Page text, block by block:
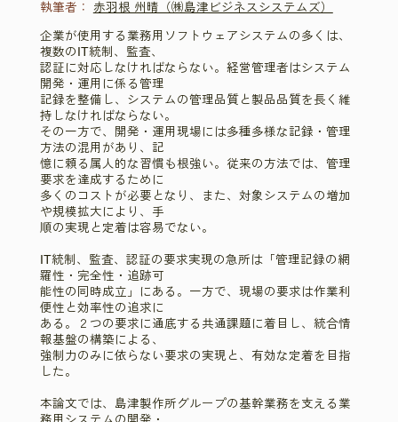
執筆者： 赤羽根 州晴（㈱島津ビジネスシステムズ）
企業が使用する業務用ソフトウェアシステムの多くは、
複数のIT統制、監査、
認証に対応しなければならない。経営管理者はシステム
開発・運用に係る管理
記録を整備し、システムの管理品質と製品品質を長く維
持しなければならない。
その一方で、開発・運用現場には多種多様な記録・管理
方法の混用があり、記
憶に頼る属人的な習慣も根強い。従来の方法では、管理
要求を達成するために
多くのコストが必要となり、また、対象システムの増加
や規模拡大により、手
順の実現と定着は容易でない。
IT統制、監査、認証の要求実現の急所は「管理記録の網
羅性・完全性・追跡可
能性の同時成立」にある。一方で、現場の要求は作業利
便性と効率性の追求に
ある。２つの要求に通底する共通課題に着目し、統合情
報基盤の構築による、
強制力のみに依らない要求の実現と、有効な定着を目指
した。
本論文では、島津製作所グループの基幹業務を支える業